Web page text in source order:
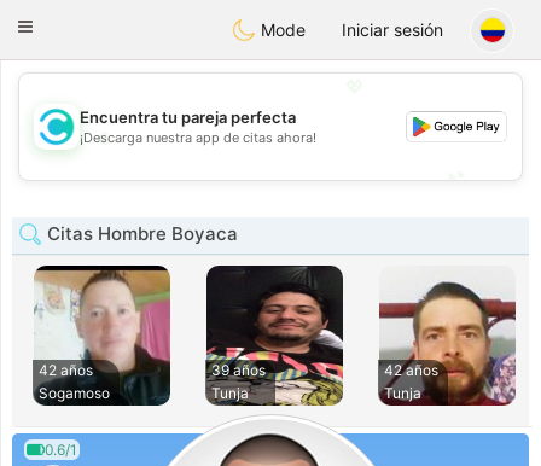
olombiaCitas
Toggle
Mode Iniciar sesión
💖
💕
Encuentra tu pareja perfecta
¡Descarga nuestra app de citas ahora!
Citas Hombre Boyaca
42 años
Sogamoso
39 años
Tunja
42 años
Tunja
0.6/1